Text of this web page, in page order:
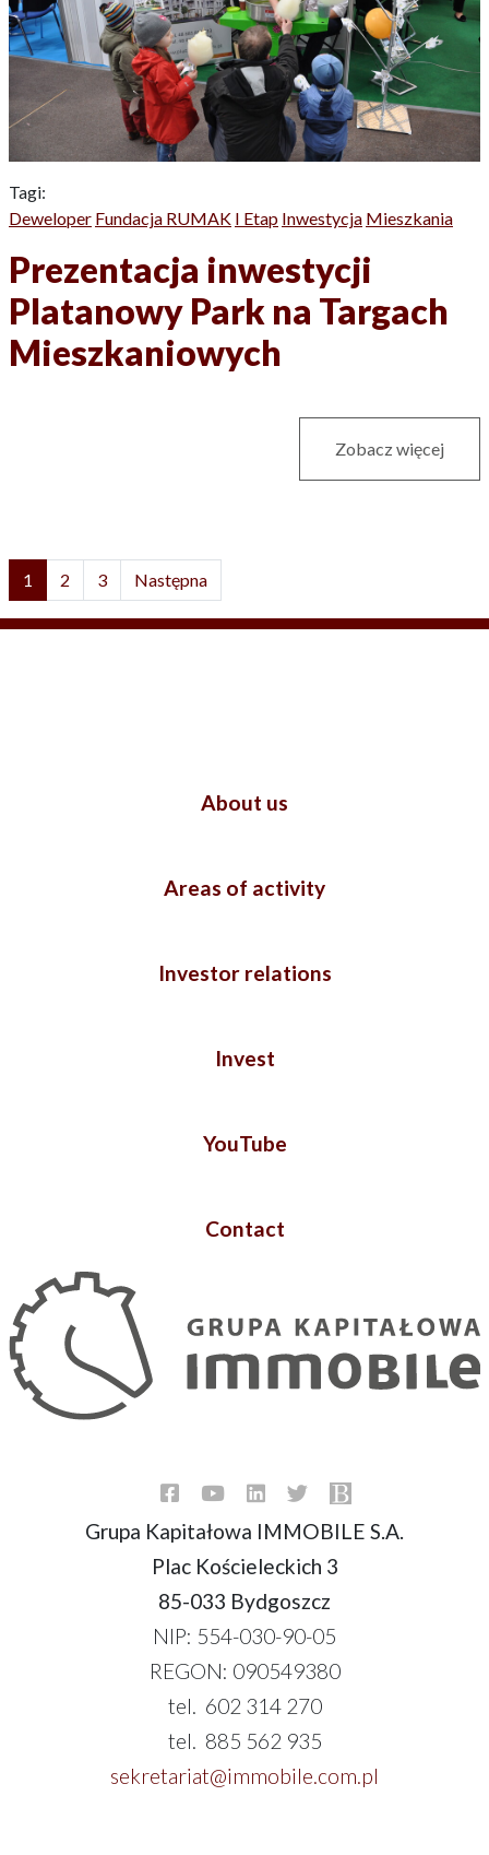
Tagi:
Deweloper Fundacja RUMAK I Etap Inwestycja Mieszkania
Prezentacja inwestycji
Platanowy Park na Targach
Mieszkaniowych
Zobacz więcej
1 2 3 Następna
About us
Areas of activity
Investor relations
Invest
YouTube
Contact
Grupa Kapitałowa IMMOBILE S.A.
Plac Kościeleckich 3
85-033 Bydgoszcz
NIP: 554-030-90-05
REGON: 090549380
tel. 602 314 270
tel. 885 562 935
sekretariat@immobile.com.pl